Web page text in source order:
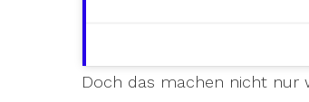
Doch das machen nicht nur